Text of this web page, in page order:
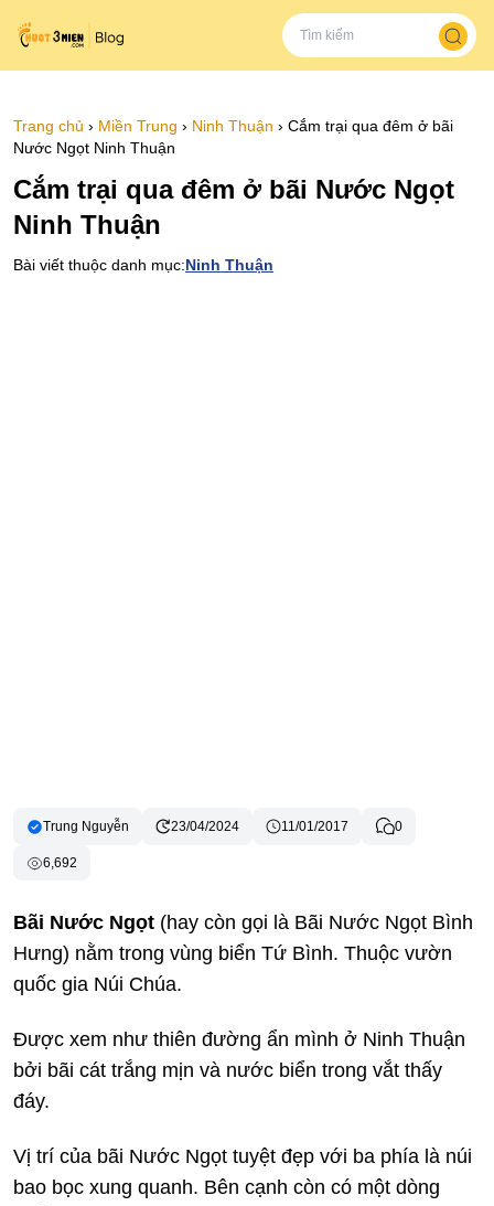
Trang chủ › Miền Trung › Ninh Thuận › Cắm trại qua đêm ở bãi
Nước Ngọt Ninh Thuận
Cắm trại qua đêm ở bãi Nước Ngọt
Ninh Thuận
Bài viết thuộc danh mục:Ninh Thuận
Trung Nguyễn 23/04/2024 11/01/2017 0
6,692
Bãi Nước Ngọt (hay còn gọi là Bãi Nước Ngọt Bình
Hưng) nằm trong vùng biển Tứ Bình. Thuộc vườn
quốc gia Núi Chúa.
Được xem như thiên đường ẩn mình ở Ninh Thuận
bởi bãi cát trắng mịn và nước biển trong vắt thấy
đáy.
Vị trí của bãi Nước Ngọt tuyệt đẹp với ba phía là núi
bao bọc xung quanh. Bên cạnh còn có một dòng